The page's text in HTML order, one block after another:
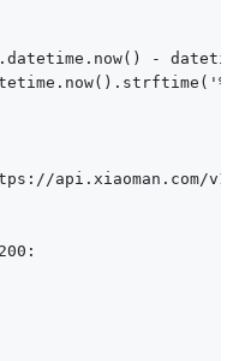
-
api.xiaoman.com/